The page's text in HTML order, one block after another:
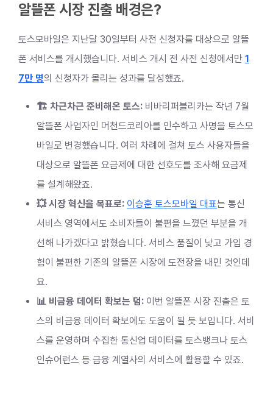
알뜰폰 시장 진출 배경은?
토스모바일은 지난달 30일부터 사전 신청자를 대상으로 알뜰
폰 서비스를 개시했습니다. 서비스 개시 전 사전 신청에서만 1
7만 명의 신청자가 몰리는 성과를 달성했죠.
🏗️ 차근차근 준비해온 토스: 비바리퍼블리카는 작년 7월
알뜰폰 사업자인 머천드코리아를 인수하고 사명을 토스모
바일로 변경했습니다. 여러 차례에 걸쳐 토스 사용자들을
대상으로 알뜰폰 요금제에 대한 선호도를 조사해 요금제
를 설계해왔죠.
💥 시장 혁신을 목표로: 이승훈 토스모바일 대표는 통신
서비스 영역에서도 소비자들이 불편을 느꼈던 부분을 개
선해 나가겠다고 밝혔습니다. 서비스 품질이 낮고 가입 경
험이 불편한 기존의 알뜰폰 시장에 도전장을 내민 것인데
요.
📊 비금융 데이터 확보는 덤: 이번 알뜰폰 시장 진출은 토
스의 비금융 데이터 확보에도 도움이 될 듯 보입니다. 서비
스를 운영하며 수집한 통신업 데이터를 토스뱅크나 토스
인슈어런스 등 금융 계열사의 서비스에 활용할 수 있죠.